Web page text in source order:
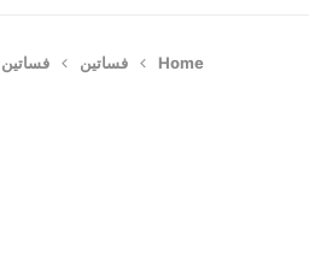
Home فساتين فساتين